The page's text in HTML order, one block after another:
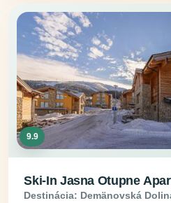
9.9
Ski-In Jasna Otupne
Destinácia: Demänovská